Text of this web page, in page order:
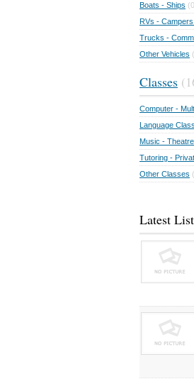
Boats - Ships
RVs -
Trucks -
Other Vehicles
Classes
Computer -
Language
Music -
Tutoring -
Other Classes
Latest